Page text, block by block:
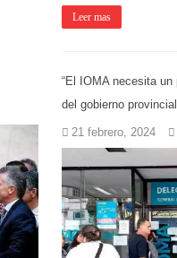
Leer mas
“El IOMA necesita
del gobierno
21 febrero, 2024